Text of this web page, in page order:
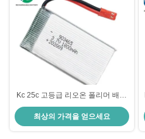
Kc 25c 고등급 리오온 폴리머 배터
리 팩 3.7v 1800mah 6.6wh
903465
최상의 가격을 얻으세요